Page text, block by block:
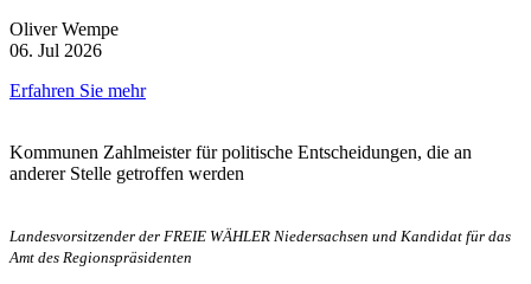
Oliver Wempe
06. Jul 2026
Erfahren Sie mehr
Kommunen Zahlmeister für politische Entscheidungen, die an
anderer Stelle getroffen werden
Landesvorsitzender der FREIE WÄHLER Niedersachsen und Kandidat für das
Amt des Regionspräsidenten